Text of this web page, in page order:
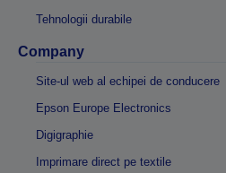
Tehnologii durabile
Company
Site-ul web al echipei de conducere
Epson Europe Electronics
Digigraphie
Imprimare direct pe textile